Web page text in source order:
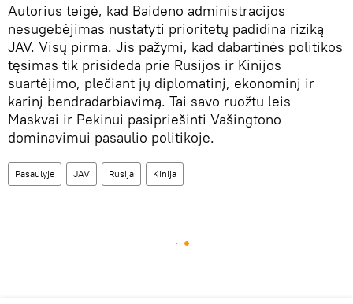
Autorius teigė, kad Baideno administracijos
nesugebėjimas nustatyti prioritetų padidina riziką
JAV. Visų pirma. Jis pažymi, kad dabartinės politikos
tęsimas tik prisideda prie Rusijos ir Kinijos
suartėjimo, plečiant jų diplomatinį, ekonominį ir
karinį bendradarbiavimą. Tai savo ruožtu leis
Maskvai ir Pekinui pasipriešinti Vašingtono
dominavimui pasaulio politikoje.
Pasaulyje JAV Rusija Kinija